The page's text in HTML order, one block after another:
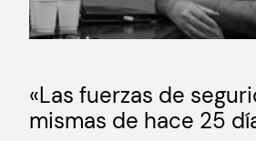
«Las fuerzas de
mismas de hace 25